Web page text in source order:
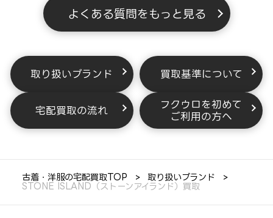
よくある質問をもっと見る
取り扱いブランド 買取基準について
宅配買取の流れ
フクウロを初めて
ご利用の方へ
古着・洋服の宅配買取TOP
取り扱いブランド
STONE ISLAND（ストーンアイランド）買取